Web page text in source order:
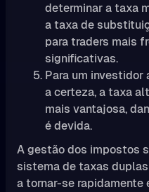
determinar a taxa
a taxa de
para traders mais
significativas.
Para um investidor
a certeza, a taxa
mais vantajosa,
é devida.
A gestão dos impostos
sistema de taxas
a tornar-se rapidamente